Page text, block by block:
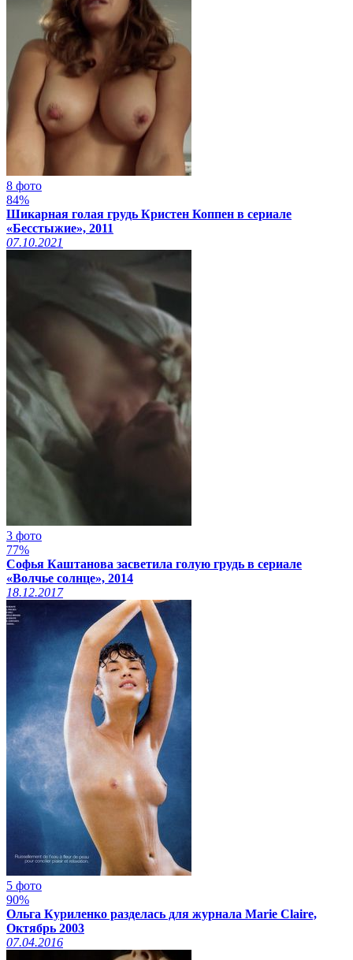
8 фото
84%
Шикарная голая грудь Кристен Коппен в сериале
«Бесстыжие», 2011
07.10.2021
3 фото
77%
Софья Каштанова засветила голую грудь в сериале
«Волчье солнце», 2014
18.12.2017
5 фото
90%
Ольга Куриленко разделась для журнала Marie Claire,
Октябрь 2003
07.04.2016